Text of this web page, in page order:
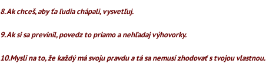
8. Ak chceš, aby ťa ľudia chápali, vysvetľuj.
9. Ak si sa previnil, povedz to priamo a nehľadaj výhovorky.
10.Mysli na to, že každý má svoju pravdu a tá sa nemusí zhodovať s tvojou vlastnou.